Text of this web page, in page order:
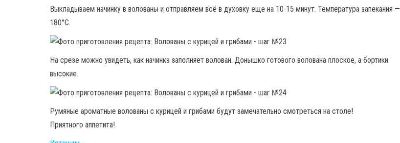
Выкладываем начинку в волованы и отправляем всё в духовку еще на 10-15 минут. Температура запекания —
180°С.
На срезе можно увидеть, как начинка заполняет волован. Донышко готового волована плоское, а бортики
высокие.
Румяные ароматные волованы с курицей и грибами будут замечательно смотреться на столе!
Приятного аппетита!